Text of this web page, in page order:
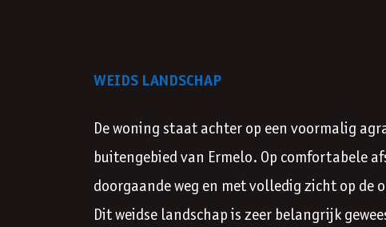
WEIDS LANDSCHAP
De woning staat achter op een voormalig
buitengebied van Ermelo. Op comfortabele
doorgaande weg en met volledig zicht op de
Dit weidse landschap is zeer belangrijk